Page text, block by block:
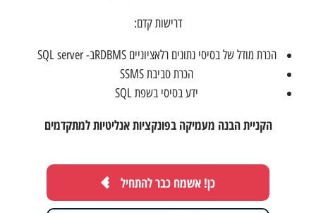
דרישות קדם:
הכרת מודל של בסיסי נתונים רלאציוניים RDBMSב- SQL server
הכרת סביבת SSMS
ידע בסיסי בשפת SQL
הקניית הבנה מעמיקה בפונקציות אנליטיות למתקדמים
כן! אשמח כבר להתחיל